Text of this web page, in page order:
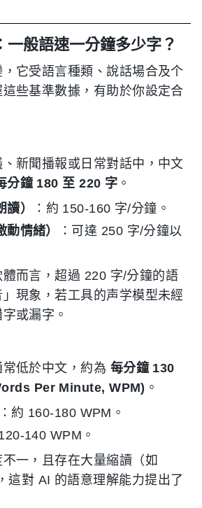
一般語速一分鐘多少字？
它受語言種類、說話場合及个
些基準數據，有助於你設定合
新聞播報或日常對話中，中文
分鐘 180 至 220 字 。
）
：約 150-160 字/分鐘。
情緒）
：可達 250 字/分鐘以
而言，超過 220 字/分鐘的語
現象，若工具的声学模型未經
或漏字。
低於中文，約為 每分鐘 130
Per Minute, WPM) 。
約 160-180 WPM。
140 WPM。
一，且存在大量縮讀（如
這對 AI 的語意理解能力提出了